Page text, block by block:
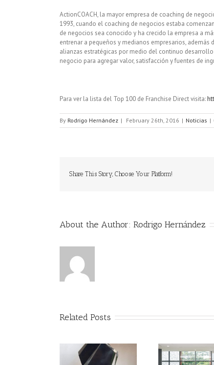
ActionCOACH, la mayor empresa de coaching de
1993, cuando el coaching de negocios estaba
de negocios sea conocido y ha crecido la empresa a
entrenar a pequeños y medianos empresarios,
alianzas estratégicas por medio del continuo
negocio para agregar valor, satisfacción y fuentes de
Para ver la lista del Top 100 de Franchise Direct visita:
By Rodrigo Hernández | February 26th, 2016 | Noticias |
Share This Story, Choose Your Platform!
About the Author: Rodrigo Hernández
Related Posts